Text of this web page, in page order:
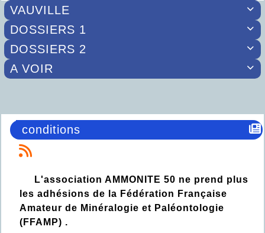

VAUVILLE

DOSSIERS 1

DOSSIERS 2

A VOIR
conditions
L'association AMMONITE 50 ne prend plus
les adhésions de la Fédération Française
Amateur de Minéralogie et Paléontologie
(FFAMP) .